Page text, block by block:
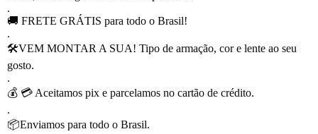
.
🚚 FRETE GRÁTIS para todo o Brasil!
.
🛠VEM MONTAR A SUA! Tipo de armação, cor e lente ao seu
gosto.
.
💰 💳 Aceitamos pix e parcelamos no cartão de crédito.
.
📦Enviamos para todo o Brasil.